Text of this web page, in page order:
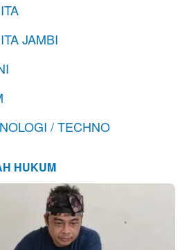
JAMBI
/ TECHNO
HUKUM